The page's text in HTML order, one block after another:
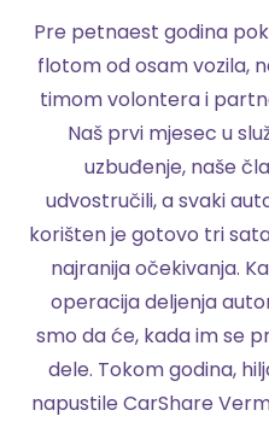
Pre petnaest godina
flotom od osam vozila,
timom volontera i
Naš prvi mjesec u
uzbuđenje, naše
udvostručili, a svaki
korišten je gotovo tri
najranija očekivanja.
operacija deljenja
smo da će, kada im se
dele. Tokom godina,
napustile CarShare